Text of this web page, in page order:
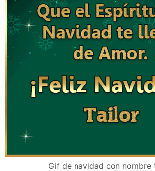
Gif de navidad con nombre